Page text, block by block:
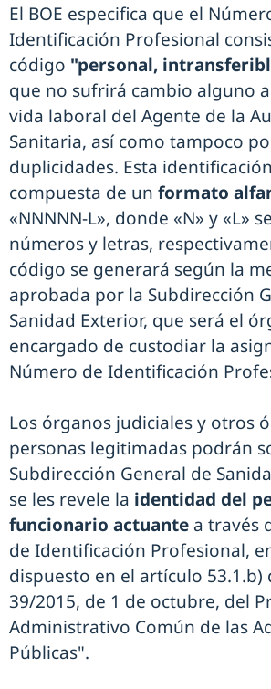
El BOE especifica que el
Identificación Profesional
código "personal,
que no sufrirá cambio alguno
vida laboral del Agente de la
Sanitaria, así como tampoco
duplicidades. Esta
compuesta de un formato
«NNNNN-L», donde «N» y «L»
números y letras,
código se generará según la
aprobada por la Subdirección
Sanidad Exterior, que será el
encargado de custodiar la
Número de Identificación
Los órganos judiciales y otros
personas legitimadas podrán
Subdirección General de
se les revele la identidad del
funcionario actuante a través
de Identificación Profesional,
dispuesto en el artículo 53.1.b)
39/2015, de 1 de octubre, del
Administrativo Común de las
Públicas".